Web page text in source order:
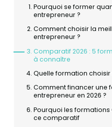
Pourquoi se former
entrepreneur ?
Comment choisir la
entrepreneur ?
Comparatif 2026 : 5
à connaître
Quelle formation choisir
Comment financer une
entrepreneur en 2026 ?
Pourquoi les
ce comparatif